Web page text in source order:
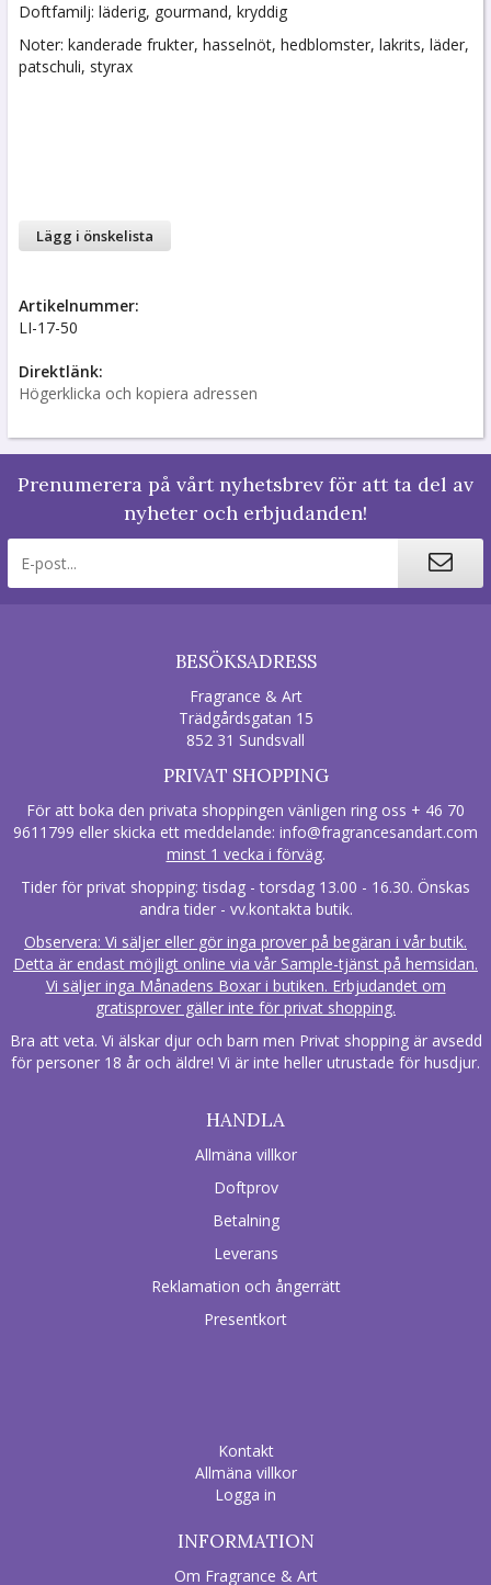
Doftfamilj: läderig, gourmand, kryddig
Noter: kanderade frukter, hasselnöt, hedblomster, lakrits, läder,
patschuli, styrax
Lägg i önskelista
Artikelnummer:
LI-17-50
Direktlänk:
Högerklicka och kopiera adressen
Prenumerera på vårt nyhetsbrev för att ta del av
nyheter och erbjudanden!
BESÖKSADRESS
Fragrance & Art
Trädgårdsgatan 15
852 31 Sundsvall
PRIVAT SHOPPING
För att boka den privata shoppingen vänligen ring oss + 46 70
9611799 eller skicka ett meddelande: info@fragrancesandart.com
minst 1 vecka i förväg.
Tider för privat shopping: tisdag - torsdag 13.00 - 16.30. Önskas
andra tider - vv.kontakta butik.
Observera: Vi säljer eller gör inga prover på begäran i vår butik.
Detta är endast möjligt online via vår Sample-tjänst på hemsidan.
Vi säljer inga Månadens Boxar i butiken. Erbjudandet om
gratisprover gäller inte för privat shopping.
Bra att veta. Vi älskar djur och barn men Privat shopping är avsedd
för personer 18 år och äldre! Vi är inte heller utrustade för husdjur.
HANDLA
Allmäna villkor
Doftprov
Betalning
Leverans
Reklamation och ångerrätt
Presentkort
Kontakt
Allmäna villkor
Logga in
INFORMATION
Om Fragrance & Art